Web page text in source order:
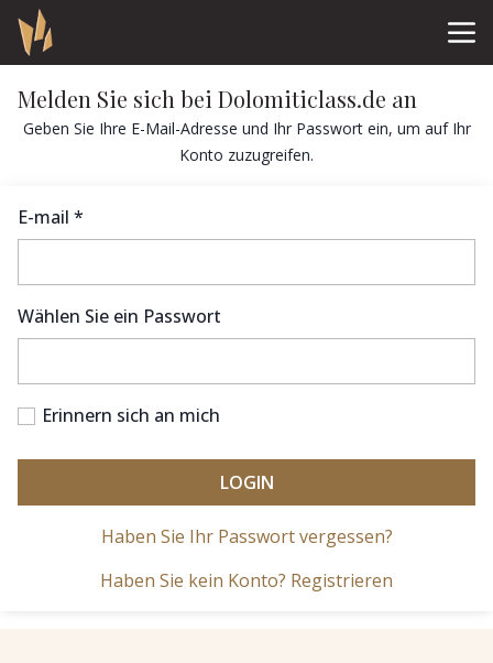
Melden Sie sich bei Dolomiticlass.de an
Geben Sie Ihre E-Mail-Adresse und Ihr Passwort ein, um auf Ihr
Konto zuzugreifen.
E-mail *
Wählen Sie ein Passwort
Erinnern sich an mich
Haben Sie Ihr Passwort vergessen?
Haben Sie kein Konto? Registrieren